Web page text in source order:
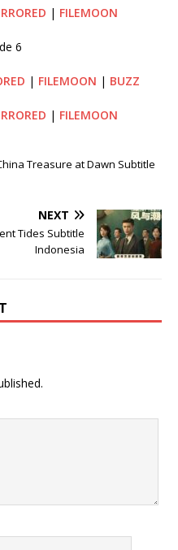
| FILEMOON
6
| FILEMOON | BUZZ
| FILEMOON
Treasure at Dawn Subtitle
NEXT
Tides Subtitle
Indonesia